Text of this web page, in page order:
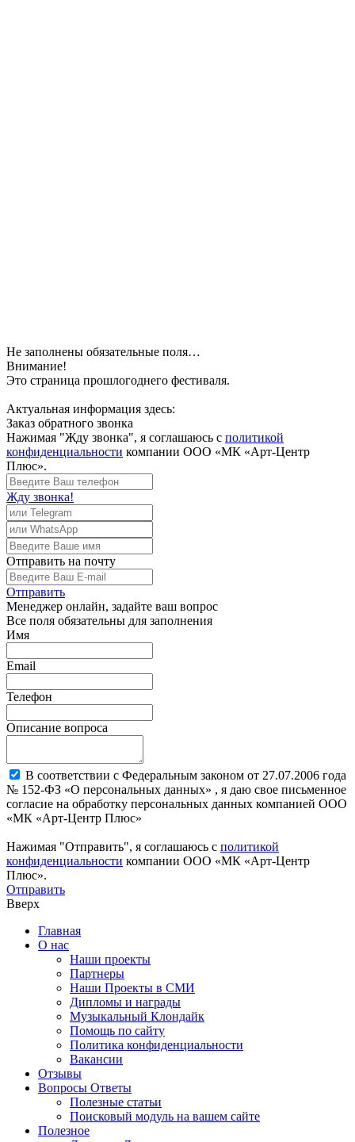
Не заполнены обязательные поля…
Внимание!
Это страница прошлогоднего фестиваля.
Актуальная информация здесь:
Заказ обратного звонка
Нажимая "Жду звонка", я соглашаюсь с политикой
конфиденциальности компании ООО «МК «Арт-Центр
Плюс».
Жду звонка!
Отправить на почту
Отправить
Менеджер онлайн, задайте ваш вопрос
Все поля обязательны для заполнения
Имя
Email
Телефон
Описание вопроса
В соответствии с Федеральным законом от 27.07.2006 года
№ 152-ФЗ «О персональных данных» , я даю свое письменное
согласие на обработку персональных данных компанией ООО
«МК «Арт-Центр Плюс»
Нажимая "Отправить", я соглашаюсь с политикой
конфиденциальности компании ООО «МК «Арт-Центр
Плюс».
Отправить
Вверх
Главная
О нас
Наши проекты
Партнеры
Наши Проекты в СМИ
Дипломы и награды
Музыкальный Клондайк
Помощь по сайту
Политика конфиденциальности
Вакансии
Отзывы
Вопросы Ответы
Полезные статьи
Поисковый модуль на вашем сайте
Полезное